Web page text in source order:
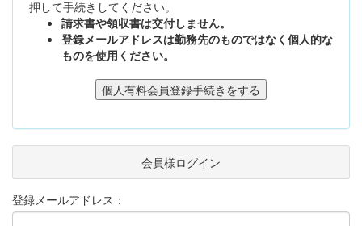
押して手続きしてください。
請求書や領収書は交付しません。
登録メールアドレスは勤務先のものではなく個人的な
ものを使用ください。
会員様ログイン
登録メールアドレス：